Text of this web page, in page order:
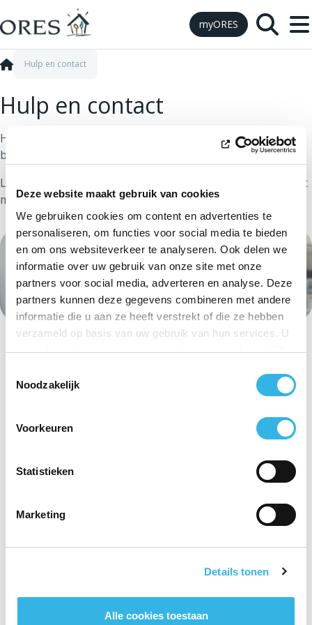
Deze website maakt gebruik van cookies
We gebruiken cookies om content en advertenties te
personaliseren, om functies voor social media te bieden
en om ons websiteverkeer te analyseren. Ook delen we
informatie over uw gebruik van onze site met onze
partners voor social media, adverteren en analyse. Deze
partners kunnen deze gegevens combineren met andere
informatie die u aan ze heeft verstrekt of die ze hebben
verzameld op basis van uw gebruik van hun services. U
gaat akkoord met onze cookies als u onze website blijft
Noodzakelijk
Voorkeuren
Statistieken
Marketing
Details tonen
Alle cookies toestaan
Skip to Content
myORES
Hulp en contact
Heeft u een vraag? Wilt u een van onze kantoren
bezoeken? Of contact met ons opnemen?
Lees gerust de veelgestelde vragen of neem online contact
met ons op via onze chat, ons formulier of per telefoon.
Hulp en contact